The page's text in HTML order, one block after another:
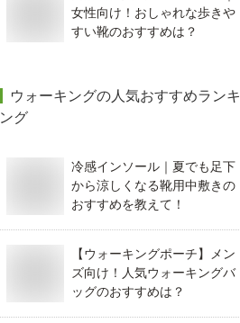
女性向け！おしゃれな歩きや
すい靴のおすすめは？
ウォーキングの人気おすすめランキ
ング
冷感インソール｜夏でも足下
から涼しくなる靴用中敷きの
おすすめを教えて！
【ウォーキングポーチ】メン
ズ向け！人気ウォーキングバ
ッグのおすすめは？